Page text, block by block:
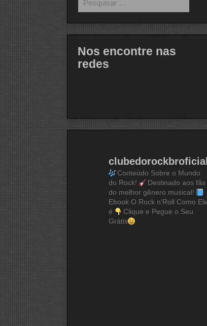
por:
Nos encontre nas
redes
clubedorockbroficial
Conteúdo Sobre o Mundo
do Rock!
Destinado aos fãs
do melhor gênero musical!
Ebook O Rock n'Roll Como Ele
é
Clique e Pegue o Seu
Grátis